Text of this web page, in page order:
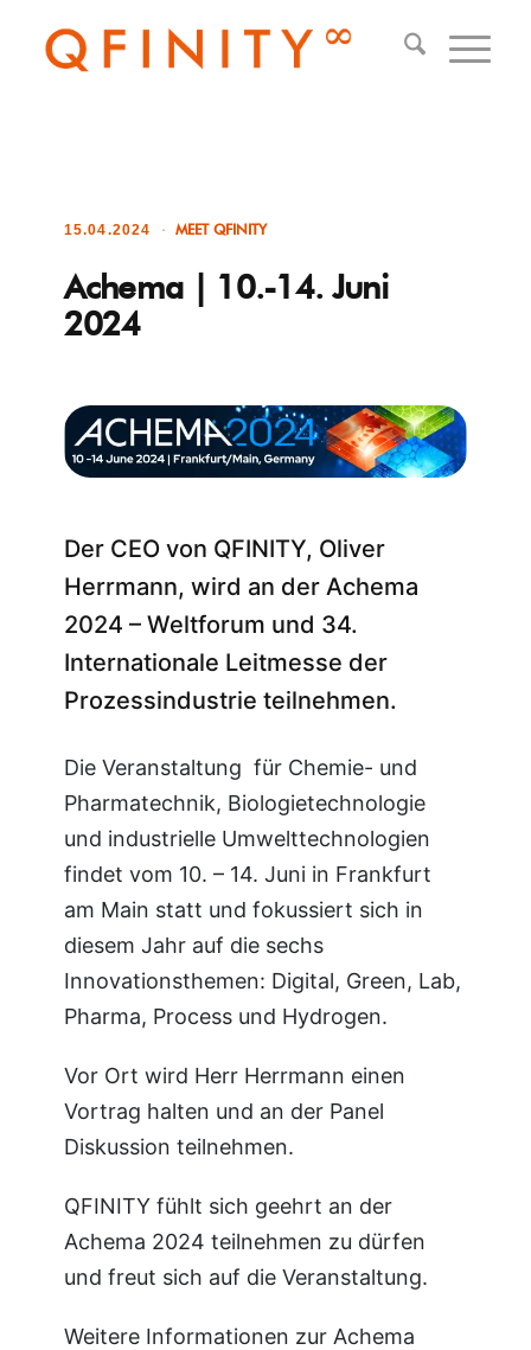
15.04.2024 MEET QFINITY
Achema | 10.-14. Juni
2024
Der CEO von QFINITY, Oliver
Herrmann, wird an der Achema
2024 – Weltforum und 34.
Internationale Leitmesse der
Prozessindustrie teilnehmen.
Die Veranstaltung für Chemie- und
Pharmatechnik, Biologietechnologie
und industrielle Umwelttechnologien
findet vom 10. – 14. Juni in Frankfurt
am Main statt und fokussiert sich in
diesem Jahr auf die sechs
Innovationsthemen: Digital, Green, Lab,
Pharma, Process und Hydrogen.
Vor Ort wird Herr Herrmann einen
Vortrag halten und an der Panel
Diskussion teilnehmen.
QFINITY fühlt sich geehrt an der
Achema 2024 teilnehmen zu dürfen
und freut sich auf die Veranstaltung.
Weitere Informationen zur Achema